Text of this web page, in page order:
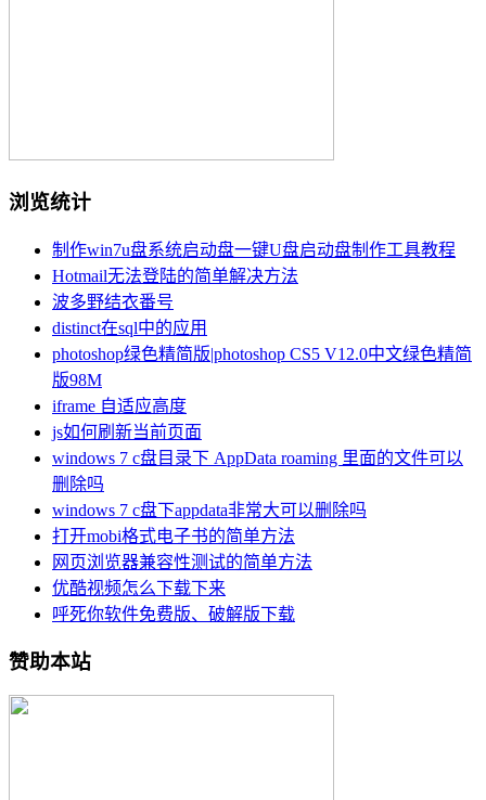
浏览统计
制作win7u盘系统启动盘一键U盘启动盘制作工具教程
Hotmail无法登陆的简单解决方法
波多野结衣番号
distinct在sql中的应用
photoshop绿色精简版|photoshop CS5 V12.0中文绿色精简
版98M
iframe 自适应高度
js如何刷新当前页面
windows 7 c盘目录下 AppData roaming 里面的文件可以
删除吗
windows 7 c盘下appdata非常大可以删除吗
打开mobi格式电子书的简单方法
网页浏览器兼容性测试的简单方法
优酷视频怎么下载下来
呼死你软件免费版、破解版下载
赞助本站